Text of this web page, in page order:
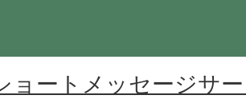
ョートメッセージサ